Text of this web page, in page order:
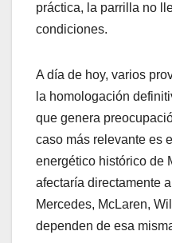
práctica, la parrilla no
condiciones.
A día de hoy, varios
la homologación
que genera
caso más relevante es
energético histórico de
afectaría directamente
Mercedes, McLaren,
dependen de esa